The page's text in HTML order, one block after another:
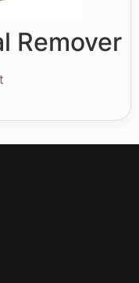
Remover